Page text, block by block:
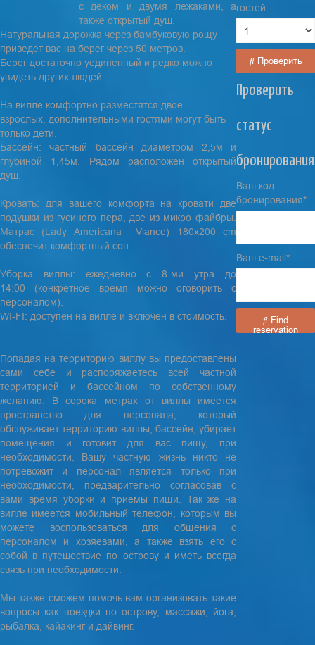
с деком и двумя лежаками, а
также открытый душ.
Натуральная дорожка через бамбуковую рощу
приведет вас на берег через 50 метров.
Берег достаточно уединенный и редко можно
увидеть других людей.
На вилле комфортно разместятся двое
взрослых, дополнительными гостями могут быть
только дети.
Бассейн: частный бассейн диаметром 2,5м и
глубиной 1,45м. Рядом расположен открытый
душ.
Кровать: для вашего комфорта на кровати две
подушки из гусиного пера, две из микро файбры.
Матрас (Lady Americana Viance) 180x200 cm
обеспечит комфортный сон.
Уборка виллы: ежедневно с 8-ми утра до
14:00 (конкретное время можно оговорить с
персоналом).
WI-FI: доступен на вилле и включен в стоимость.
Попадая на территорию виллу вы предоставлены
сами себе и распоряжаетесь всей частной
территорией и бассейном по собственному
желанию. В сорока метрах от виллы имеется
пространство для персонала, который
обслуживает территорию виллы, бассейн, убирает
помещения и готовит для вас пищу, при
необходимости. Вашу частную жизнь никто не
потревожит и персонал является только при
необходимости, предварительно согласовав с
вами время уборки и приемы пищи. Так же на
вилле имеется мобильный телефон, которым вы
можете воспользоваться для общения с
персоналом и хозяевами, а также взять его с
собой в путешествие по острову и иметь всегда
связь при необходимости.
Мы также сможем помочь вам организовать такие
вопросы как поездки по острову, массажи, йога,
рыбалка, кайакинг и дайвинг.
гостей
Проверить
Проверить
статус
бронирования
Ваш код
бронирования*
Ваш e-mail*
reservation